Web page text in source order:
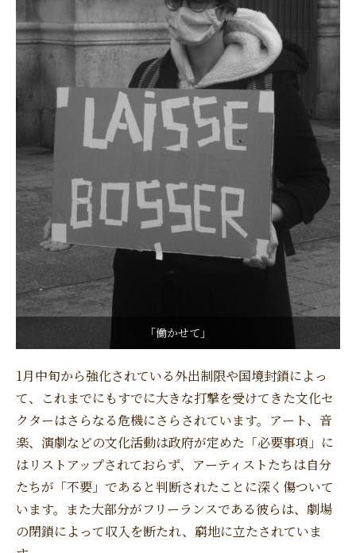
「働かせて」
1月中旬から強化されている外出制限や国境封鎖によっ
て、これまでにもすでに大きな打撃を受けてきた文化セ
クターはさらなる危機にさらされています。アート、音
楽、演劇などの文化活動は政府が定めた「必要事項」に
はリストアップされておらず、アーティストたちは自分
たちが「不要」であると判断されたことに深く傷ついて
います。また大部分がフリーランスである彼らは、劇場
の閉鎖によって収入を断たれ、窮地に立たされていま